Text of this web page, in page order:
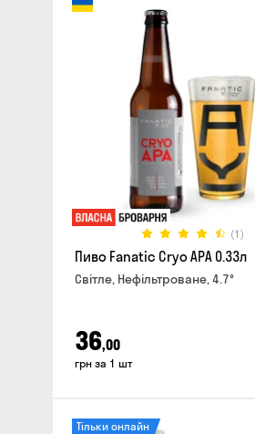
(1)
Пиво Fanatic Cryo APA 0.33л
Світле, Нефільтроване, 4.7°
36,00
грн за 1 шт
Тільки онлайн